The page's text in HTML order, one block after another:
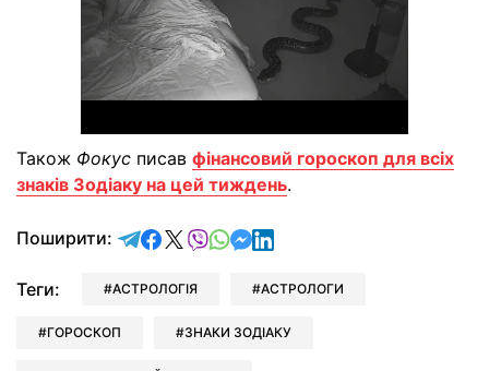
Також Фокус писав фінансовий гороскоп для всіх
знаків Зодіаку на цей тиждень.
Поширити: відправити у Telegram
поділитись у Facebook
поділитись у X
відправити у Viber
відправити у Whatsapp
відправити у Messenger
відправити у LinkedIn
Теги: АСТРОЛОГІЯ АСТРОЛОГИ
ГОРОСКОП ЗНАКИ ЗОДІАКУ